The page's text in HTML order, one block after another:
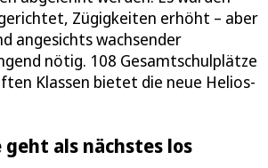
Zügigkeiten erhöht – aber
angesichts wachsender
nötig. 108 Gesamtschulplätze
Klassen bietet die neue Helios-
geht als nächstes los